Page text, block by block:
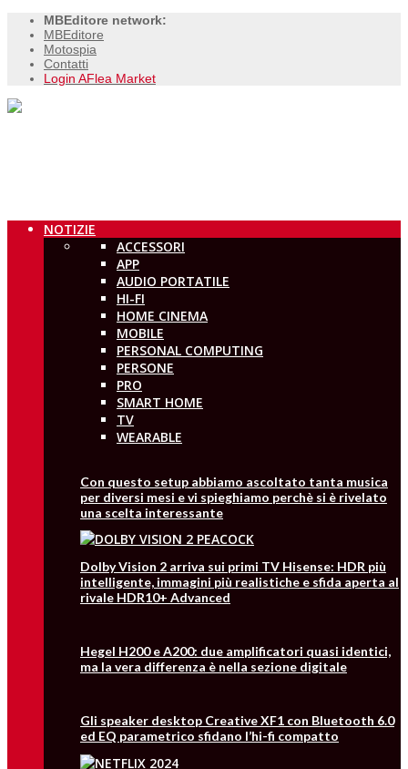
MBEditore network:
MBEditore
Motospia
Contatti
Login AFlea Market
NOTIZIE
ACCESSORI
APP
AUDIO PORTATILE
HI-FI
HOME CINEMA
MOBILE
PERSONAL COMPUTING
PERSONE
PRO
SMART HOME
TV
WEARABLE
Con questo setup abbiamo ascoltato tanta musica
per diversi mesi e vi spieghiamo perchè si è rivelato
una scelta interessante
Dolby Vision 2 arriva sui primi TV Hisense: HDR più
intelligente, immagini più realistiche e sfida aperta al
rivale HDR10+ Advanced
Hegel H200 e A200: due amplificatori quasi identici,
ma la vera differenza è nella sezione digitale
Gli speaker desktop Creative XF1 con Bluetooth 6.0
ed EQ parametrico sfidano l’hi-fi compatto